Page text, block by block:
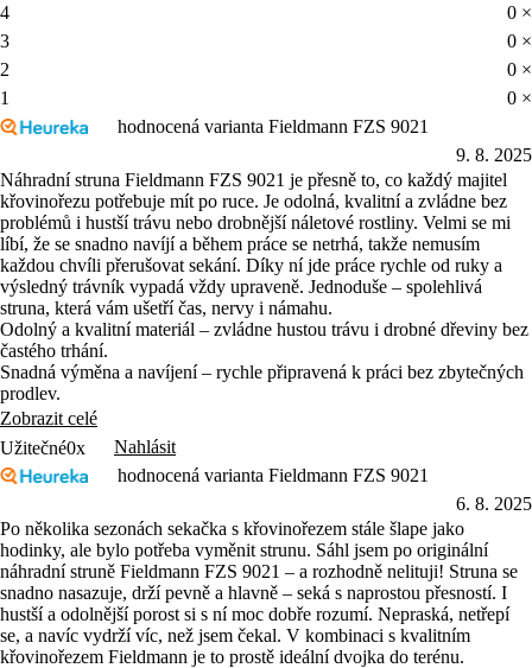
4
0 ×
3
0 ×
2
0 ×
1
0 ×
hodnocená varianta Fieldmann FZS 9021
9. 8. 2025
Náhradní struna Fieldmann FZS 9021 je přesně to, co každý majitel
křovinořezu potřebuje mít po ruce. Je odolná, kvalitní a zvládne bez
problémů i hustší trávu nebo drobnější náletové rostliny. Velmi se mi
líbí, že se snadno navíjí a během práce se netrhá, takže nemusím
každou chvíli přerušovat sekání. Díky ní jde práce rychle od ruky a
výsledný trávník vypadá vždy upraveně. Jednoduše – spolehlivá
struna, která vám ušetří čas, nervy i námahu.
Odolný a kvalitní materiál – zvládne hustou trávu i drobné dřeviny bez
častého trhání.
Snadná výměna a navíjení – rychle připravená k práci bez zbytečných
prodlev.
Zobrazit celé
Užitečné0x
Nahlásit
hodnocená varianta Fieldmann FZS 9021
6. 8. 2025
Po několika sezonách sekačka s křovinořezem stále šlape jako
hodinky, ale bylo potřeba vyměnit strunu. Sáhl jsem po originální
náhradní struně Fieldmann FZS 9021 – a rozhodně nelituji! Struna se
snadno nasazuje, drží pevně a hlavně – seká s naprostou přesností. I
hustší a odolnější porost si s ní moc dobře rozumí. Nepraská, netřepí
se, a navíc vydrží víc, než jsem čekal. V kombinaci s kvalitním
křovinořezem Fieldmann je to prostě ideální dvojka do terénu.